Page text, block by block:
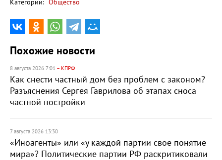
Категории: Общество
Похожие новости
8 августа 2026 7:01 – КПРФ
Как снести частный дом без проблем с законом?
Разъяснения Сергея Гаврилова об этапах сноса
частной постройки
7 августа 2026 13:30
«Иноагенты» или «у каждой партии свое понятие
мира»? Политические партии РФ раскритиковали